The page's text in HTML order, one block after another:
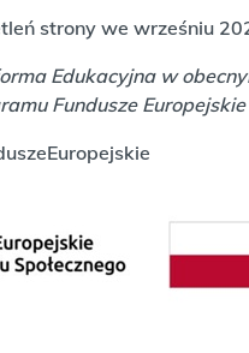
strony we wrześniu
Edukacyjna w
Fundusze